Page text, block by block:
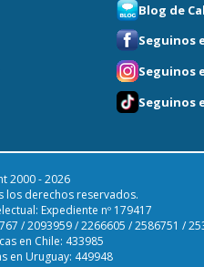
Blog de
Seguinos
Seguinos
Seguinos
2000 - 2026
los derechos reservados.
Expediente nº 179417
/ 2093959 / 2266605 / 2586751 /
en Chile: 433985
en Uruguay: 449948